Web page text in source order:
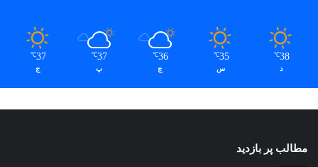
38
℃
د
35
℃
س
36
℃
چ
37
℃
پ
37
℃
ج
مطالب پر بازدید